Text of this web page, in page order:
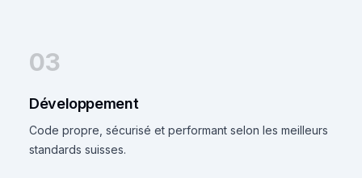
03
Développement
Code propre, sécurisé et performant selon les meilleurs
standards suisses.